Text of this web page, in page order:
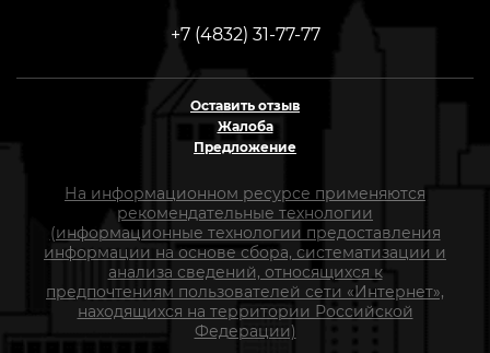
+7 (4832) 31-77-77
Оставить отзыв
Жалоба
Предложение
На информационном ресурсе применяются
рекомендательные технологии
(информационные технологии предоставления
информации на основе сбора, систематизации и
анализа сведений, относящихся к
предпочтениям пользователей сети «Интернет»,
находящихся на территории Российской
Федерации)